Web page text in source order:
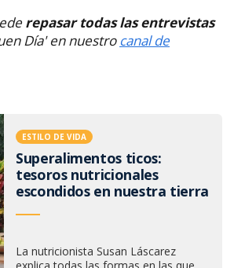
repasar todas las entrevistas
Día' en nuestro canal de
ESTILO DE VIDA
Superalimentos ticos:
tesoros nutricionales
escondidos en nuestra tierra
La nutricionista Susan Láscarez